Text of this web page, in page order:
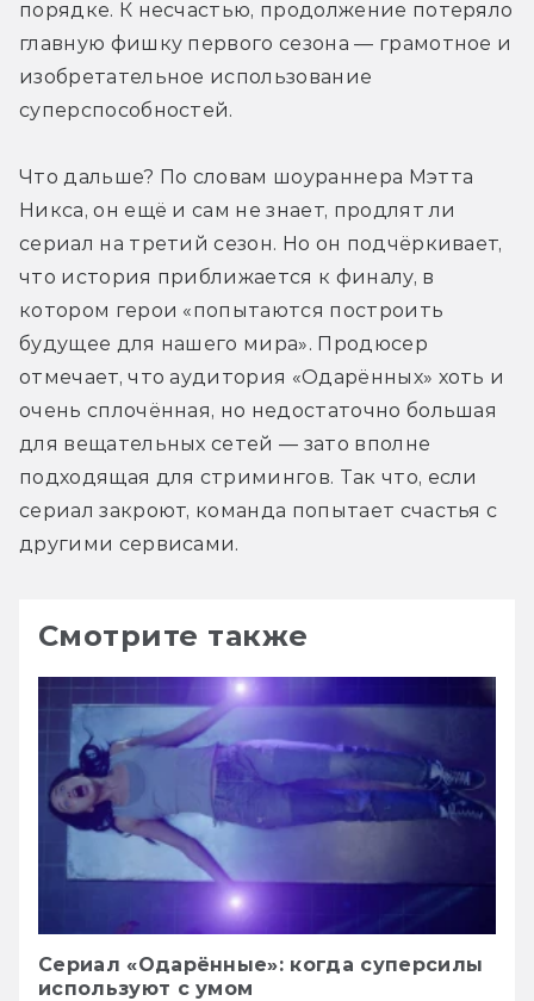
порядке. К несчастью, продолжение потеряло
главную фишку первого сезона — грамотное и
изобретательное использование
суперспособностей.
Что дальше? По словам шоураннера Мэтта
Никса, он ещё и сам не знает, продлят ли
сериал на третий сезон. Но он подчёркивает,
что история приближается к финалу, в
котором герои «попытаются построить
будущее для нашего мира». Продюсер
отмечает, что аудитория «Одарённых» хоть и
очень сплочённая, но недостаточно большая
для вещательных сетей — зато вполне
подходящая для стримингов. Так что, если
сериал закроют, команда попытает счастья с
другими сервисами.
Смотрите также
Сериал «Одарённые»: когда суперсилы
используют с умом